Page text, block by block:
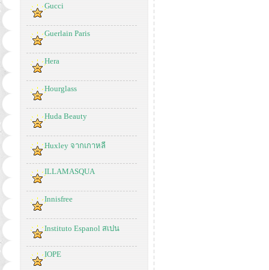
Gucci
Guerlain Paris
Hera
Hourglass
Huda Beauty
Huxley จากเกาหลี
ILLAMASQUA
Innisfree
Instituto Espanol สเปน
IOPE